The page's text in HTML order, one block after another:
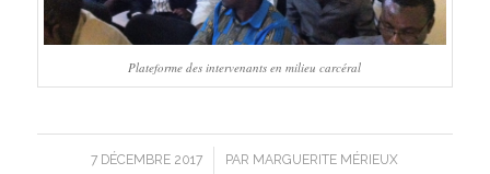
Plateforme des intervenants en milieu carcéral
7 DÉCEMBRE 2017
/ PAR MARGUERITE MÉRIEUX